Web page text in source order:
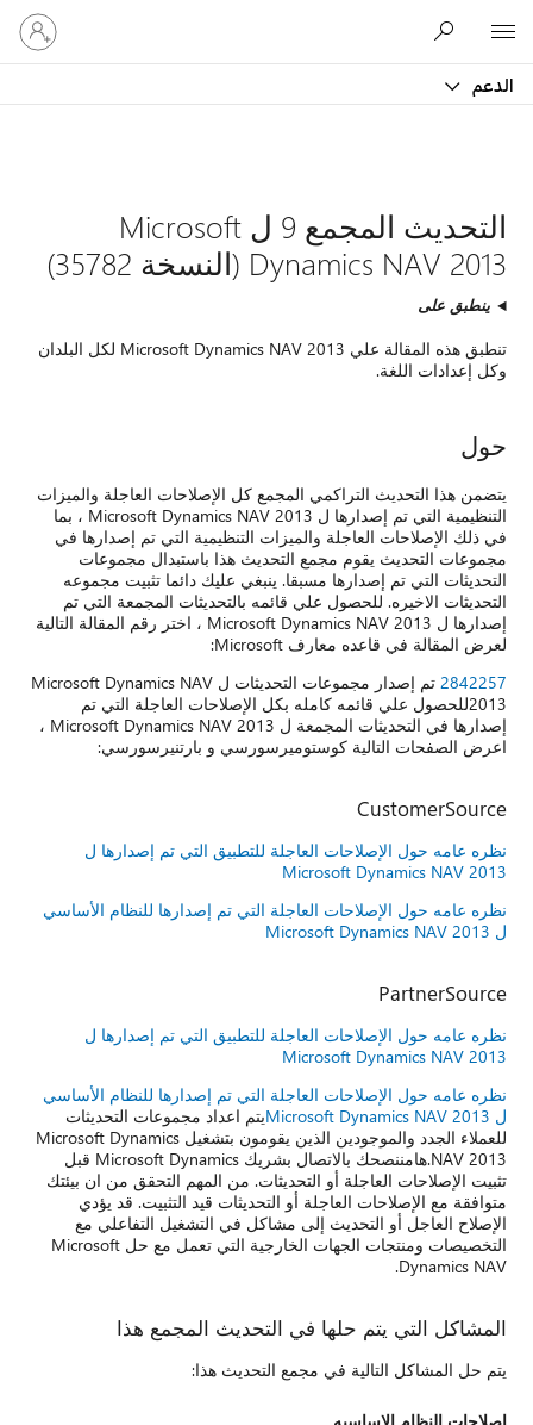
الدعم
تسجيل
الدخول
إلى
التحديث المجمع 9 ل Microsoft
Dynamics NAV 2013 (النسخة 35782)
ينطبق على
تنطبق هذه المقالة علي Microsoft Dynamics NAV 2013 لكل البلدان
وكل إعدادات اللغة.
حول
يتضمن هذا التحديث التراكمي المجمع كل الإصلاحات العاجلة والميزات
التنظيمية التي تم إصدارها ل Microsoft Dynamics NAV 2013 ، بما
في ذلك الإصلاحات العاجلة والميزات التنظيمية التي تم إصدارها في
مجموعات التحديث يقوم مجمع التحديث هذا باستبدال مجموعات
التحديثات التي تم إصدارها مسبقا. ينبغي عليك دائما تثبيت مجموعه
التحديثات الاخيره. للحصول علي قائمه بالتحديثات المجمعة التي تم
إصدارها ل Microsoft Dynamics NAV 2013 ، اختر رقم المقالة التالية
لعرض المقالة في قاعده معارف Microsoft:
2842257
تم إصدار مجموعات التحديثات ل Microsoft Dynamics NAV
2013للحصول علي قائمه كامله بكل الإصلاحات العاجلة التي تم
إصدارها في التحديثات المجمعة ل Microsoft Dynamics NAV 2013 ،
اعرض الصفحات التالية كوستوميرسورسي و بارتنيرسورسي:
CustomerSource
نظره عامه حول الإصلاحات العاجلة للتطبيق التي تم إصدارها ل
Microsoft Dynamics NAV 2013
نظره عامه حول الإصلاحات العاجلة التي تم إصدارها للنظام الأساسي
ل Microsoft Dynamics NAV 2013
PartnerSource
نظره عامه حول الإصلاحات العاجلة للتطبيق التي تم إصدارها ل
Microsoft Dynamics NAV 2013
نظره عامه حول الإصلاحات العاجلة التي تم إصدارها للنظام الأساسي
ل Microsoft Dynamics NAV 2013
يتم اعداد مجموعات التحديثات
للعملاء الجدد والموجودين الذين يقومون بتشغيل Microsoft Dynamics
NAV 2013.هامننصحك بالاتصال بشريك Microsoft Dynamics قبل
تثبيت الإصلاحات العاجلة أو التحديثات. من المهم التحقق من ان بيئتك
متوافقة مع الإصلاحات العاجلة أو التحديثات قيد التثبيت. قد يؤدي
الإصلاح العاجل أو التحديث إلى مشاكل في التشغيل التفاعلي مع
التخصيصات ومنتجات الجهات الخارجية التي تعمل مع حل Microsoft
Dynamics NAV.
المشاكل التي يتم حلها في التحديث المجمع هذا
يتم حل المشاكل التالية في مجمع التحديث هذا: